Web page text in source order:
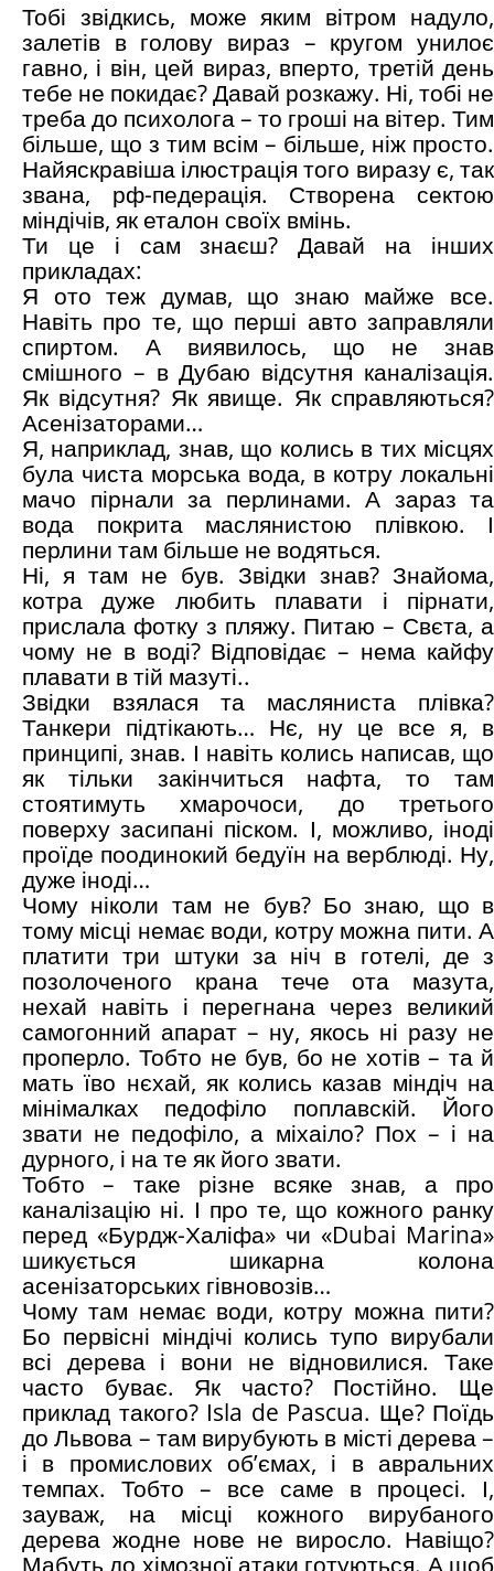
Тобі звідкись, може яким вітром надуло,
залетів в голову вираз – кругом унилоє
гавно, і він, цей вираз, вперто, третій день
тебе не покидає? Давай розкажу. Ні, тобі не
треба до психолога – то гроші на вітер. Тим
більше, що з тим всім – більше, ніж просто.
Найяскравіша ілюстрація того виразу є, так
звана, рф-педерація. Створена сектою
міндічів, як еталон своїх вмінь.
Ти це і сам знаєш? Давай на інших
прикладах:
Я ото теж думав, що знаю майже все.
Навіть про те, що перші авто заправляли
спиртом. А виявилось, що не знав
смішного – в Дубаю відсутня каналізація.
Як відсутня? Як явище. Як справляються?
Асенізаторами…
Я, наприклад, знав, що колись в тих місцях
була чиста морська вода, в котру локальні
мачо пірнали за перлинами. А зараз та
вода покрита маслянистою плівкою. І
перлини там більше не водяться.
Ні, я там не був. Звідки знав? Знайома,
котра дуже любить плавати і пірнати,
прислала фотку з пляжу. Питаю – Свєта, а
чому не в воді? Відповідає – нема кайфу
плавати в тій мазуті..
Звідки взялася та масляниста плівка?
Танкери підтікають… Нє, ну це все я, в
принципі, знав. І навіть колись написав, що
як тільки закінчиться нафта, то там
стоятимуть хмарочоси, до третього
поверху засипані піском. І, можливо, іноді
проїде поодинокий бедуїн на верблюді. Ну,
дуже іноді…
Чому ніколи там не був? Бо знаю, що в
тому місці немає води, котру можна пити. А
платити три штуки за ніч в готелі, де з
позолоченого крана тече ота мазута,
нехай навіть і перегнана через великий
самогонний апарат – ну, якось ні разу не
проперло. Тобто не був, бо не хотів – та й
мать їво нєхай, як колись казав міндіч на
мінімалках педофіло поплавскій. Його
звати не педофіло, а міхаіло? Пох – і на
дурного, і на те як його звати.
Тобто – таке різне всяке знав, а про
каналізацію ні. І про те, що кожного ранку
перед «Бурдж-Халіфа» чи «Dubai Marina»
шикується шикарна колона
асенізаторських гівновозів…
Чому там немає води, котру можна пити?
Бо первісні міндічі колись тупо вирубали
всі дерева і вони не відновилися. Таке
часто буває. Як часто? Постійно. Ще
приклад такого? Isla de Pascua. Ще? Поїдь
до Львова – там вирубують в місті дерева –
і в промислових об’ємах, і в авральних
темпах. Тобто – все саме в процесі. І,
зауваж, на місці кожного вирубаного
дерева жодне нове не виросло. Навіщо?
Мабуть до хімозної атаки готуються. А щоб